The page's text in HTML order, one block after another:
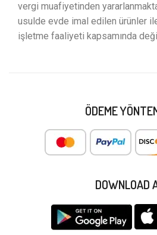
vergi muafiyetinden
usulde evde imal edilen ürünler ile
işletme faaliyeti kapsamında
ÖDEME
DOWNLOAD